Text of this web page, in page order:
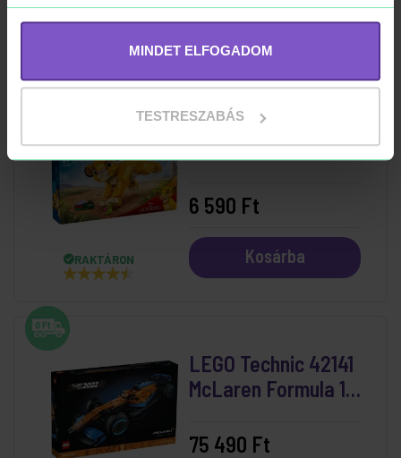
MINDET ELFOGADOM
TESTRESZABÁS
RAKTÁRON Kosárba
RAKTÁRON
LEGO Disney 43243
Simba, a kis
6 590 Ft
Kosárba
LEGO Technic 42141
McLaren Formula 1™
75 490 Ft